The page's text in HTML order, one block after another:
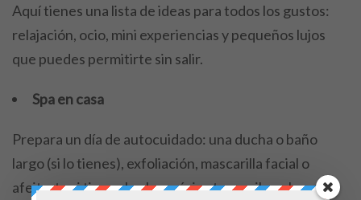
Aquí tienes una lista de ideas para todos los gustos:
relajación, ocio, mini experiencias y pequeños lujos
que puedes permitirte sin salir.
Spa en casa
Prepara un día de autocuidado: una ducha o baño
largo (si lo tienes), exfoliación, mascarilla facial o
afeitarte si tienes barba, música tranquila y algo para